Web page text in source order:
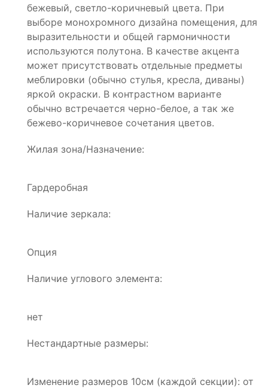
бежевый, светло-коричневый цвета. При
выборе монохромного дизайна помещения, для
выразительности и общей гармоничности
используются полутона. В качестве акцента
может присутствовать отдельные предметы
меблировки (обычно стулья, кресла, диваны)
яркой окраски. В контрастном варианте
обычно встречается черно-белое, а так же
бежево-коричневое сочетания цветов.
Жилая зона/Назначение:
Гардеробная
Наличие зеркала:
Опция
Наличие углового элемента:
нет
Нестандартные размеры:
Изменение размеров 10см (каждой секции): от